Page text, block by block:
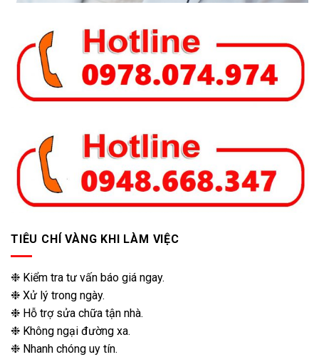
TIÊU CHÍ VÀNG KHI LÀM VIỆC
❉ Kiểm tra tư vấn báo giá ngay.
❉ Xử lý trong ngày.
❉ Hỗ trợ sửa chữa tận nhà.
❉ Không ngại đường xa.
❉ Nhanh chóng uy tín.